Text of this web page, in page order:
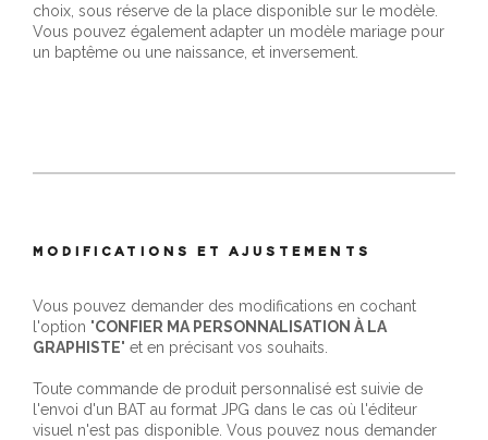
choix, sous réserve de la place disponible sur le modèle.
Vous pouvez également adapter un modèle mariage pour
un baptême ou une naissance, et inversement.
MODIFICATIONS ET AJUSTEMENTS
Vous pouvez demander des modifications en cochant
l'option "CONFIER MA PERSONNALISATION À LA
GRAPHISTE" et en précisant vos souhaits.
Toute commande de produit personnalisé est suivie de
l'envoi d'un BAT au format JPG dans le cas où l'éditeur
visuel n'est pas disponible. Vous pouvez nous demander